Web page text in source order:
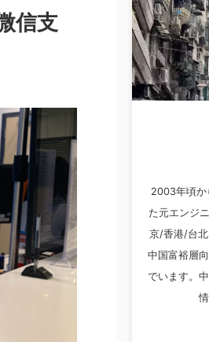
信支
2003年頃か
た元エンジ
京/香港/台
中国富裕層
でいます。